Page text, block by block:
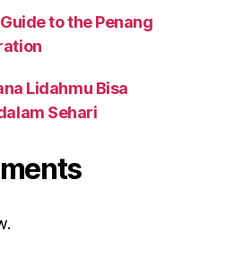
to the Penang
Lidahmu Bisa
Sehari